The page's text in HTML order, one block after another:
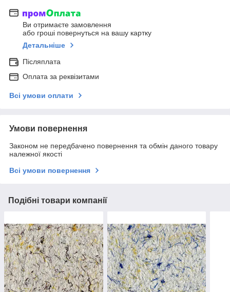
Ви отримаєте замовлення
або гроші повернуться на вашу картку
Детальніше
Післяплата
Оплата за реквізитами
Всі умови оплати
Умови повернення
Законом не передбачено повернення та обмін даного товару
належної якості
Всі умови повернення
Подібні товари компанії